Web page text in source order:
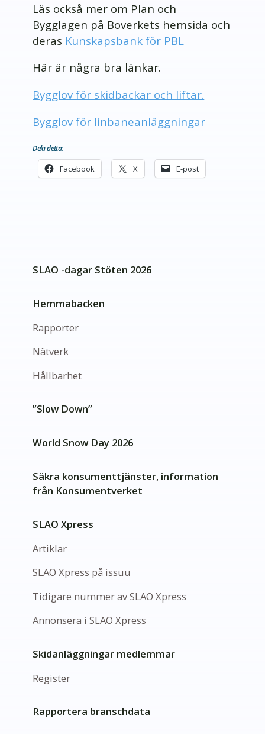
Läs också mer om Plan och
Bygglagen på Boverkets hemsida och
deras Kunskapsbank för PBL
Här är några bra länkar.
Bygglov för skidbackar och liftar.
Bygglov för linbaneanläggningar
Dela detta:
Facebook X E-post
SLAO -dagar Stöten 2026
Hemmabacken
Rapporter
Nätverk
Hållbarhet
”Slow Down”
World Snow Day 2026
Säkra konsumenttjänster, information
från Konsumentverket
SLAO Xpress
Artiklar
SLAO Xpress på issuu
Tidigare nummer av SLAO Xpress
Annonsera i SLAO Xpress
Skidanläggningar medlemmar
Register
Rapportera branschdata